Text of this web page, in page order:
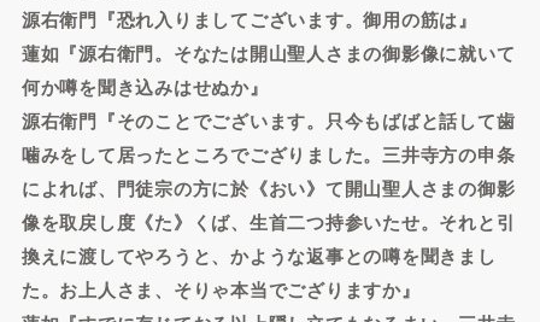
源右衛門『恐れ入りましてございます。御用の筋は』
蓮如『源右衛門。そなたは開山聖人さまの御影像に就いて
何か噂を聞き込みはせぬか』
源右衛門『そのことでございます。只今もばばと話して歯
噛みをして居ったところでござりました。三井寺方の申条
によれば、門徒宗の方に於《おい》て開山聖人さまの御影
像を取戻し度《た》くば、生首二つ持参いたせ。それと引
換えに渡してやろうと、かような返事との噂を聞きまし
た。お上人さま、そりゃ本当でござりますか』